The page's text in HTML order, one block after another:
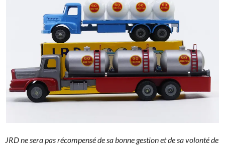
JRD ne sera pas récompensé de sa bonne gestion et de sa volonté de